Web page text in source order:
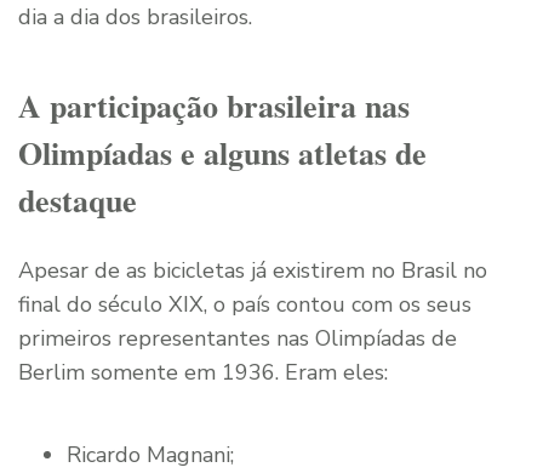
dia a dia dos brasileiros.
A participação brasileira nas
Olimpíadas e alguns atletas de
destaque
Apesar de as bicicletas já existirem no Brasil no
final do século XIX, o país contou com os seus
primeiros representantes nas Olimpíadas de
Berlim somente em 1936. Eram eles:
Ricardo Magnani;